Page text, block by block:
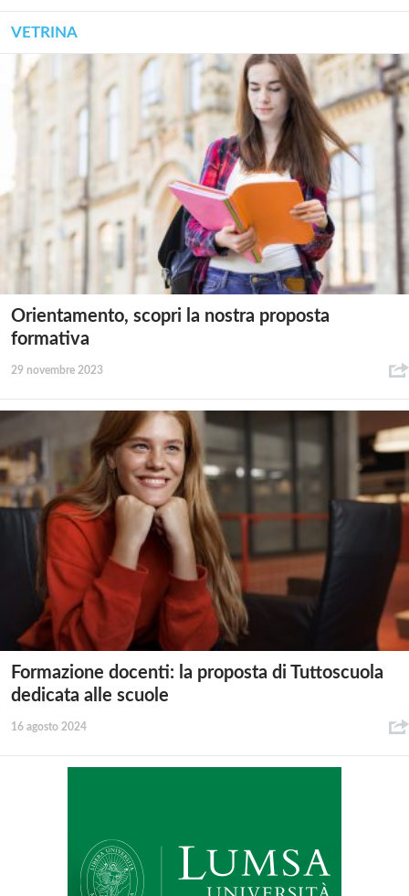
VETRINA
Orientamento, scopri la nostra proposta
formativa
29 novembre 2023
Formazione docenti: la proposta di Tuttoscuola
dedicata alle scuole
16 agosto 2024